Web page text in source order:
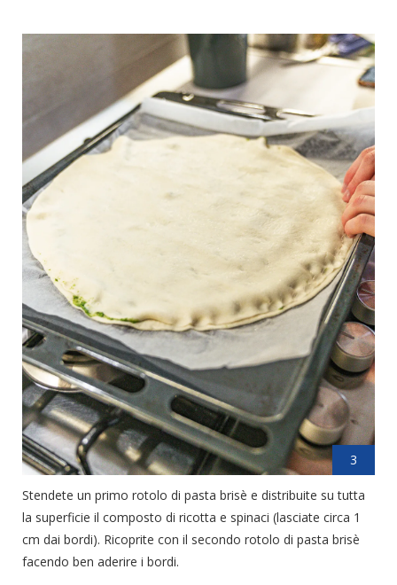
3
Stendete un primo rotolo di pasta brisè e distribuite su tutta
la superficie il composto di ricotta e spinaci (lasciate circa 1
cm dai bordi). Ricoprite con il secondo rotolo di pasta brisè
facendo ben aderire i bordi.